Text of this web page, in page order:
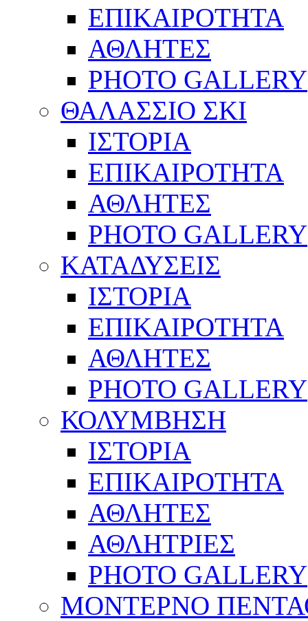
ΕΠΙΚΑΙΡΟΤΗΤΑ
ΑΘΛΗΤΕΣ
PHOTO GALLERY
ΘΑΛΑΣΣΙΟ ΣΚΙ
ΙΣΤΟΡΙΑ
ΕΠΙΚΑΙΡΟΤΗΤΑ
ΑΘΛΗΤΕΣ
PHOTO GALLERY
ΚΑΤΑΔΥΣΕΙΣ
ΙΣΤΟΡΙΑ
ΕΠΙΚΑΙΡΟΤΗΤΑ
ΑΘΛΗΤΕΣ
PHOTO GALLERY
ΚΟΛΥΜΒΗΣΗ
ΙΣΤΟΡΙΑ
ΕΠΙΚΑΙΡΟΤΗΤΑ
ΑΘΛΗΤΕΣ
ΑΘΛΗΤΡΙΕΣ
PHOTO GALLERY
ΜΟΝΤΕΡΝΟ